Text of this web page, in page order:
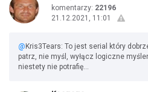
komentarzy: 22196
21.12.2021, 11:01
@ Kris3Tears: To jest serial który
patrz, nie myśl, wyłącz logiczne
niestety nie potrafię...